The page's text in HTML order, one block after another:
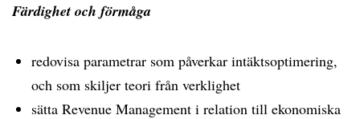
Färdighet och förmåga
redovisa parametrar som påverkar intäktsoptimering,
och som skiljer teori från verklighet
sätta Revenue Management i relation till ekonomiska